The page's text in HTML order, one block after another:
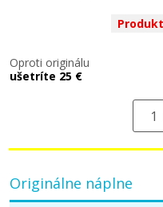
Oproti originálu
ušetríte 25 €
Originálne náplne